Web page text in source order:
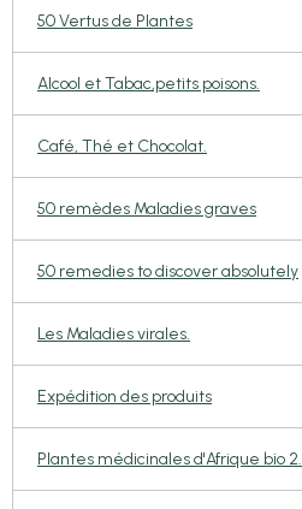
50 Vertus de Plantes
Alcool et Tabac,petits poisons.
Café, Thé et Chocolat.
50 remèdes Maladies graves
50 remedies to discover absolutely
Les Maladies virales.
Expédition des produits
Plantes médicinales d'Afrique bio 2.